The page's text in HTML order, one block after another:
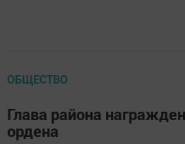
ОБЩЕСТВО
Глава района
ордена